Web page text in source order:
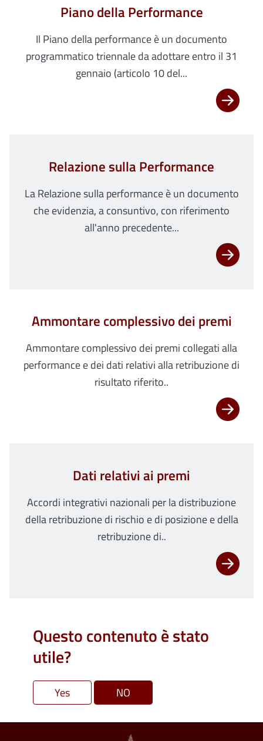
Piano della Performance
Il Piano della performance è un documento
programmatico triennale da adottare entro il 31
gennaio (articolo 10 del...
Relazione sulla Performance
La Relazione sulla performance è un documento
che evidenzia, a consuntivo, con riferimento
all'anno precedente...
Ammontare complessivo dei premi
Ammontare complessivo dei premi collegati alla
performance e dei dati relativi alla retribuzione di
risultato riferito..
Dati relativi ai premi
Accordi integrativi nazionali per la distribuzione
della retribuzione di rischio e di posizione e della
retribuzione di..
Questo contenuto è stato
utile?